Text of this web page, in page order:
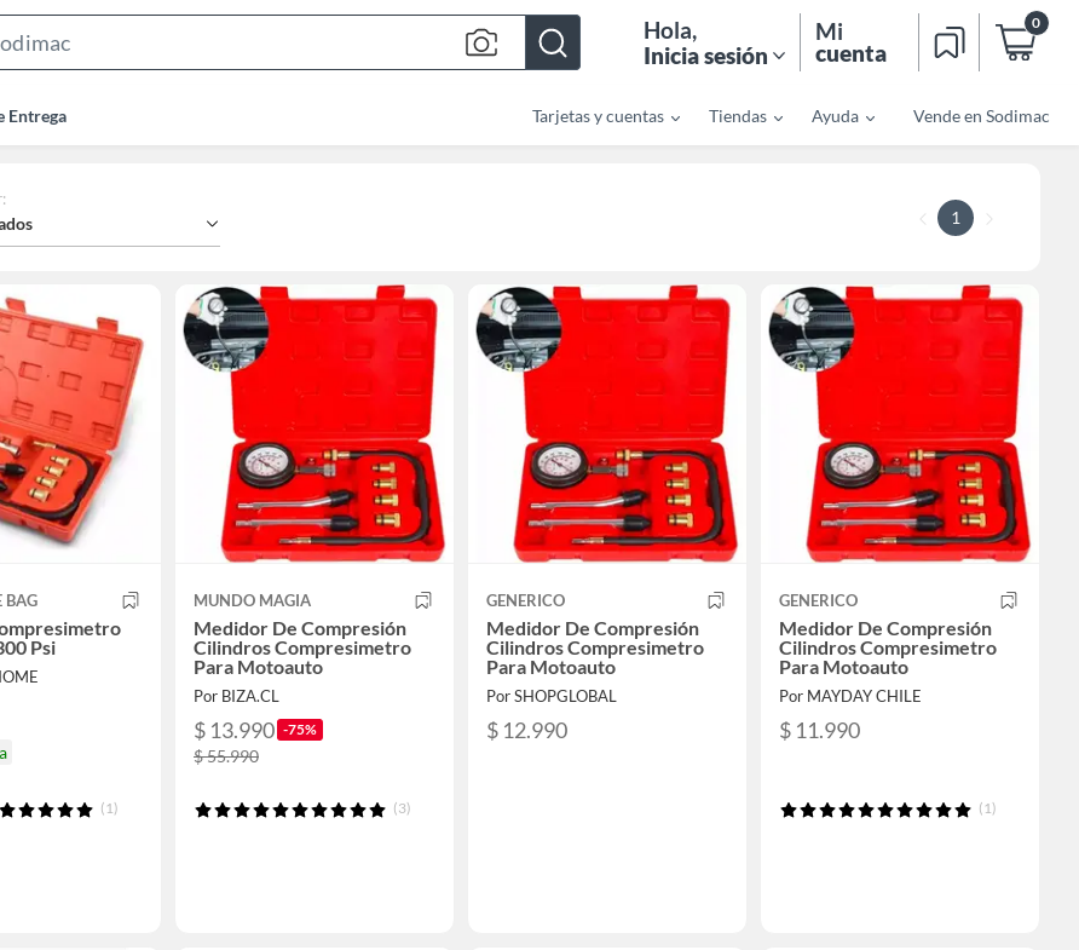
Bar
Hola,
Inicia sesión
Mi
cuenta
0
Entrega Tarjetas y cuentas Tiendas Ayuda Vende en Sodimac
:
1
BAG
Psi
(1)
MUNDO MAGIA
Medidor De Compresión
Cilindros Compresimetro
Para Motoauto
Por BIZA.CL
$ 13.990 -75%
$ 55.990
(3)
GENERICO
Medidor De Compresión
Cilindros Compresimetro
Para Motoauto
Por SHOPGLOBAL
$ 12.990
GENERICO
Medidor De Compresión
Cilindros Compresimetro
Para Motoauto
Por MAYDAY CHILE
$ 11.990
(1)